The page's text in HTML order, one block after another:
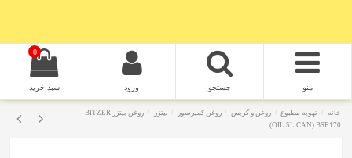
منو جستجو ورود
0
سبد خرید
خانه تهویه مطبوع روغن و گریس روغن کمپرسور بیتزر
روغن بیتزر BITZER
OIL 5L CAN) BSE170)